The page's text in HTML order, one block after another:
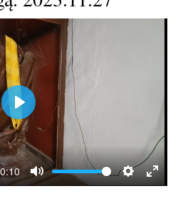
M
S
E
P
l
a
y